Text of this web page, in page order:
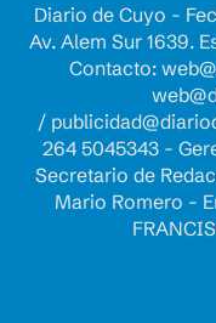
Diario de Cuyo -
Av. Alem Sur 1639.
Contacto:
/
264 5045343 -
Secretario de
Mario Romero -